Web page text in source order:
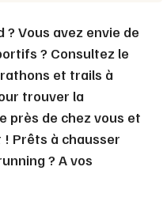
? Vous avez envie de
? Consultez le
et trails à
trouver la
près de chez vous et
Prêts à chausser
? A vos